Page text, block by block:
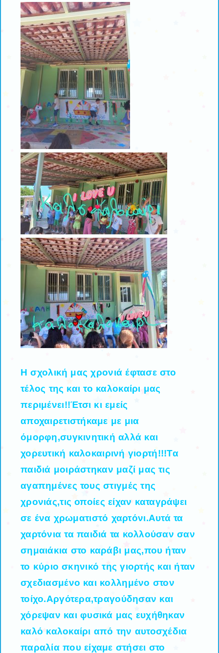
Η σχολική μας χρονιά έφτασε στο
τέλος της και το καλοκαίρι μας
περιμένει!!Έτσι κι εμείς
αποχαιρετιστήκαμε με μια
όμορφη,συγκινητική αλλά και
χορευτική καλοκαιρινή γιορτή!!!Τα
παιδιά μοιράστηκαν μαζί μας τις
αγαπημένες τους στιγμές της
χρονιάς,τις οποίες είχαν καταγράψει
σε ένα χρωματιστό χαρτόνι.Αυτά τα
χαρτόνια τα παιδιά τα κολλούσαν σαν
σημαιάκια στο καράβι μας,που ήταν
το κύριο σκηνικό της γιορτής και ήταν
σχεδιασμένο και κολλημένο στον
τοίχο.Αργότερα,τραγούδησαν και
χόρεψαν και φυσικά μας ευχήθηκαν
καλό καλοκαίρι από την αυτοσχέδια
παραλία που είχαμε στήσει στο